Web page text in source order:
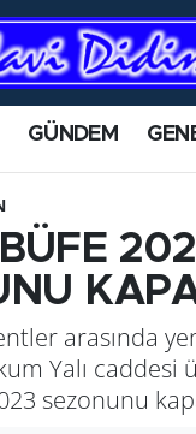
GÜNDEM
arasında
Yalı caddesi
sezonunu
Durumu ve